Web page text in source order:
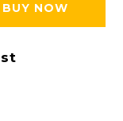
BUY NOW